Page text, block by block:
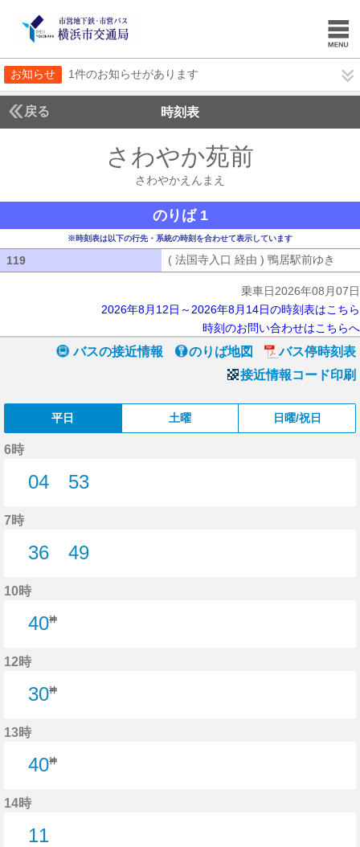
お知らせ 1件のお知らせがあります
戻る 時刻表
さわやか苑前
さわやかえんまえ
のりば 1
※時刻表は以下の行先・系統の時刻を合わせて表示しています
119 ( 法国寺入口 経由 ) 鴨居駅前ゆき
乗車日2026年08月07日
2026年8月12日～2026年8月14日の時刻表はこちら
時刻のお問い合わせはこちらへ
バスの接近情報 のりば地図
バス停時刻表
接近情報コード印刷
平日 土曜 日曜/祝日
6時
04
53
7時
36
49
10時
40神
12時
30神
13時
40神
14時
11